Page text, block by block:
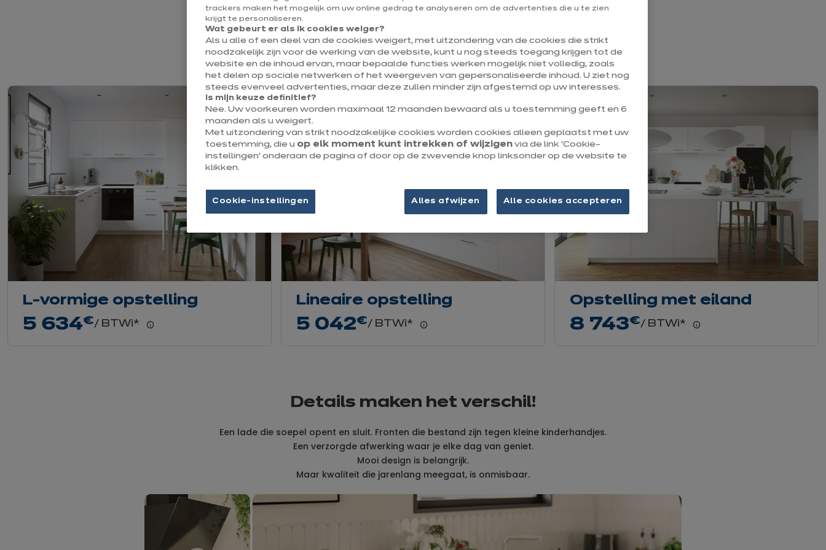
Bij ixina ervaar je een keukenmodel nooit op dezelfde manier.
Het past zich immers volledig aan je ruimte en gewoontes aan.
Het resultaat: een keuken die bedacht is voor jou en je manier van leven.
L-vormige opstelling
5 634€/ BTWi*
Meer
Lineaire opstelling
5 042€/ BTWi*
Meer
Opstelling met eiland
8 743€/ BTWi*
Meer
Details maken het verschil!
Een lade die soepel opent en sluit. Fronten die bestand zijn tegen kleine kinderhandjes.
Een verzorgde afwerking waar je elke dag van geniet.
Mooi design is belangrijk.
Maar kwaliteit die jarenlang meegaat, is onmisbaar.
trackers maken het mogelijk om uw online gedrag te analyseren om de advertenties die u te zien
krijgt te personaliseren.
Wat gebeurt er als ik cookies weiger?
Als u alle of een deel van de cookies weigert, met uitzondering van de cookies die strikt
noodzakelijk zijn voor de werking van de website, kunt u nog steeds toegang krijgen tot de
website en de inhoud ervan, maar bepaalde functies werken mogelijk niet volledig, zoals
het delen op sociale netwerken of het weergeven van gepersonaliseerde inhoud. U ziet nog
steeds evenveel advertenties, maar deze zullen minder zijn afgestemd op uw interesses.
Is mijn keuze definitief?
Nee. Uw voorkeuren worden maximaal 12 maanden bewaard als u toestemming geeft en 6
maanden als u weigert.
Met uitzondering van strikt noodzakelijke cookies worden cookies alleen geplaatst met uw
toestemming, die u op elk moment kunt intrekken of wijzigen via de link ‘Cookie-
instellingen’ onderaan de pagina of door op de zwevende knop linksonder op de website te
klikken.
Cookie-instellingen Alles afwijzen Alle cookies accepteren